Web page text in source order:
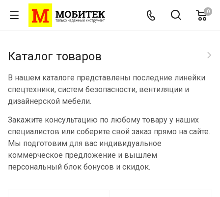
0
Каталог товаров
В нашем каталоге представлены последние линейки
спецтехники, систем безопасности, вентиляции и
дизайнерской мебели.
Закажите консультацию по любому товару у наших
специалистов или соберите свой заказ прямо на сайте.
Мы подготовим для вас индивидуальное
коммерческое предложение и вышлем
персональный блок бонусов и скидок.